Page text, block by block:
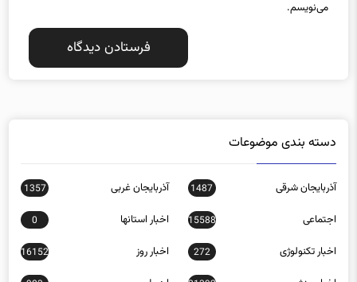
آذربایجان شرقی
اجتماعی 15588 اخبار استانها 0
اخبار تکنولوژی 272 اخبار روز 16152
اخبار ورزشی 21392 اردبیل 903